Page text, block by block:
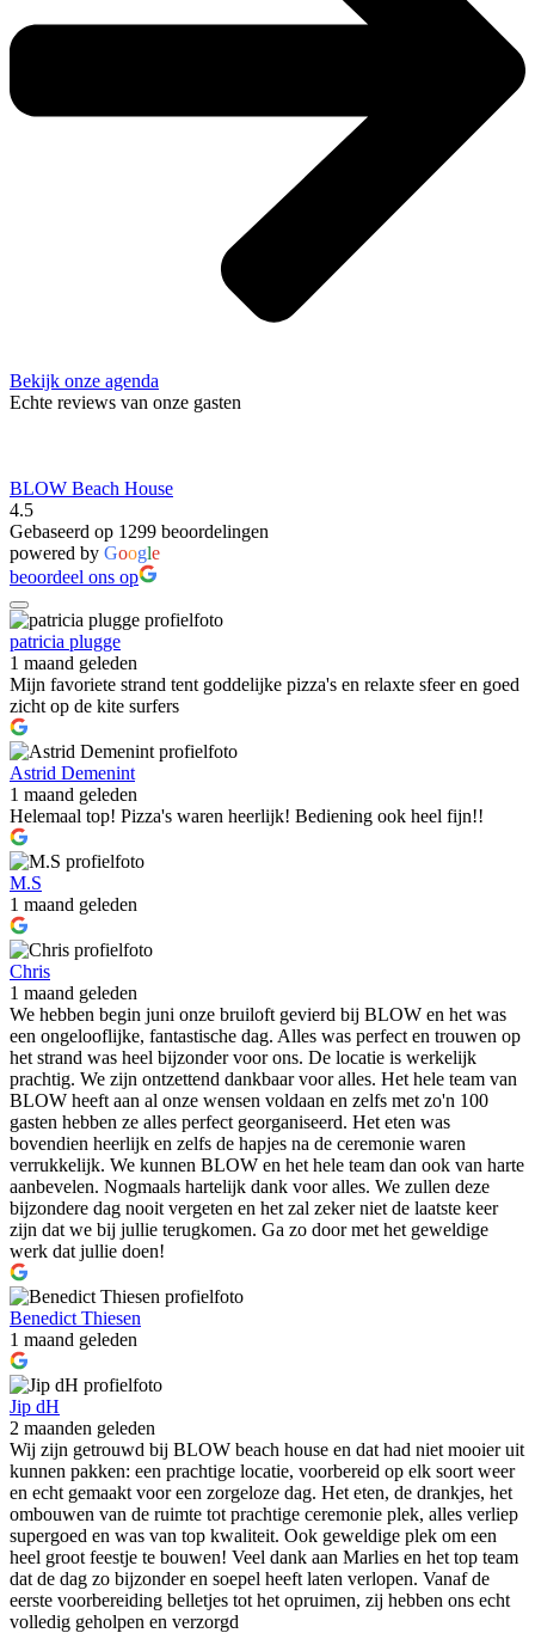
Bekijk onze agenda
Echte reviews van onze gasten
BLOW Beach House
4.5
Gebaseerd op 1299 beoordelingen
powered by Google
beoordeel ons op
patricia plugge
1 maand geleden
Mijn favoriete strand tent goddelijke pizza's en relaxte sfeer en goed
zicht op de kite surfers
Astrid Demenint
1 maand geleden
Helemaal top! Pizza's waren heerlijk! Bediening ook heel fijn!!
M.S
1 maand geleden
Chris
1 maand geleden
We hebben begin juni onze bruiloft gevierd bij BLOW en het was
een ongelooflijke, fantastische dag. Alles was perfect en trouwen op
het strand was heel bijzonder voor ons. De locatie is werkelijk
prachtig. We zijn ontzettend dankbaar voor alles. Het hele team van
BLOW heeft aan al onze wensen voldaan en zelfs met zo'n 100
gasten hebben ze alles perfect georganiseerd. Het eten was
bovendien heerlijk en zelfs de hapjes na de ceremonie waren
verrukkelijk. We kunnen BLOW en het hele team dan ook van harte
aanbevelen. Nogmaals hartelijk dank voor alles. We zullen deze
bijzondere dag nooit vergeten en het zal zeker niet de laatste keer
zijn dat we bij jullie terugkomen. Ga zo door met het geweldige
werk dat jullie doen!
Benedict Thiesen
1 maand geleden
Jip dH
2 maanden geleden
Wij zijn getrouwd bij BLOW beach house en dat had niet mooier uit
kunnen pakken: een prachtige locatie, voorbereid op elk soort weer
en echt gemaakt voor een zorgeloze dag. Het eten, de drankjes, het
ombouwen van de ruimte tot prachtige ceremonie plek, alles verliep
supergoed en was van top kwaliteit. Ook geweldige plek om een
heel groot feestje te bouwen! Veel dank aan Marlies en het top team
dat de dag zo bijzonder en soepel heeft laten verlopen. Vanaf de
eerste voorbereiding belletjes tot het opruimen, zij hebben ons echt
volledig geholpen en verzorgd